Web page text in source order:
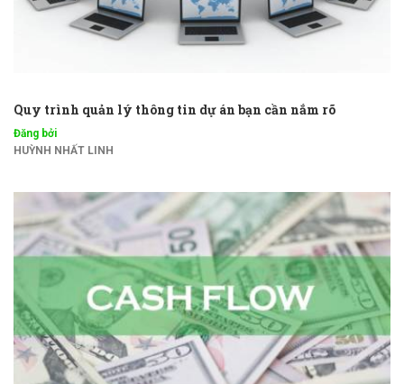
Quy trình quản lý thông tin dự án bạn cần nắm rõ
Đăng bởi
HUỲNH NHẤT LINH